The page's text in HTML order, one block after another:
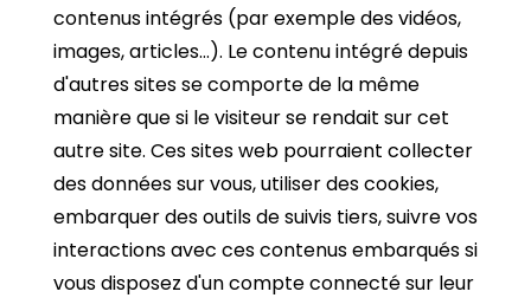
contenus intégrés (par exemple des vidéos,
images, articles…). Le contenu intégré depuis
d'autres sites se comporte de la même
manière que si le visiteur se rendait sur cet
autre site. Ces sites web pourraient collecter
des données sur vous, utiliser des cookies,
embarquer des outils de suivis tiers, suivre vos
interactions avec ces contenus embarqués si
vous disposez d'un compte connecté sur leur